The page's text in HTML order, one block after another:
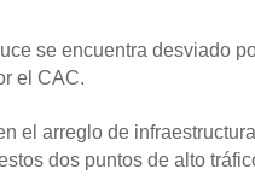
se encuentra desviado
el CAC.
el arreglo de
dos puntos de alto